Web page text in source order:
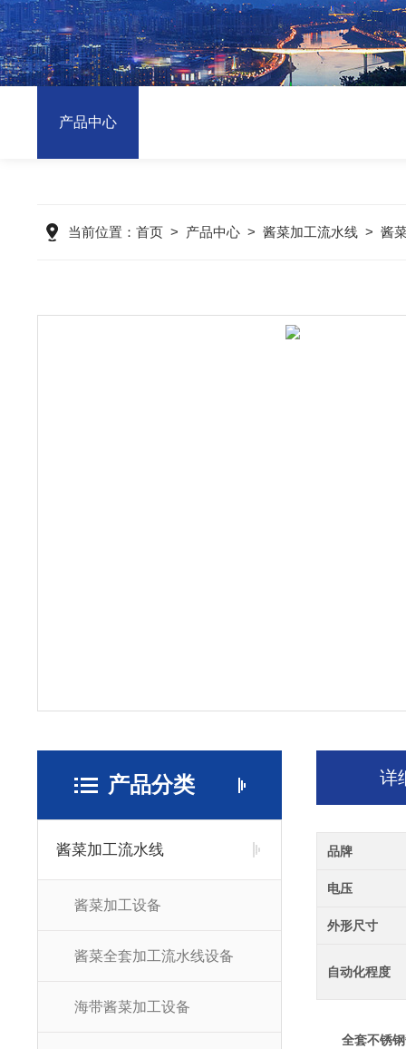
产品中心
当前位置： 首页> 产品中心> 酱菜加工流水线> 酱
产品分类
酱菜加工流水线
酱菜加工设备
酱菜全套加工流水线设备
海带酱菜加工设备
详
品牌
电压
外形尺寸
自动化程度
全套不锈